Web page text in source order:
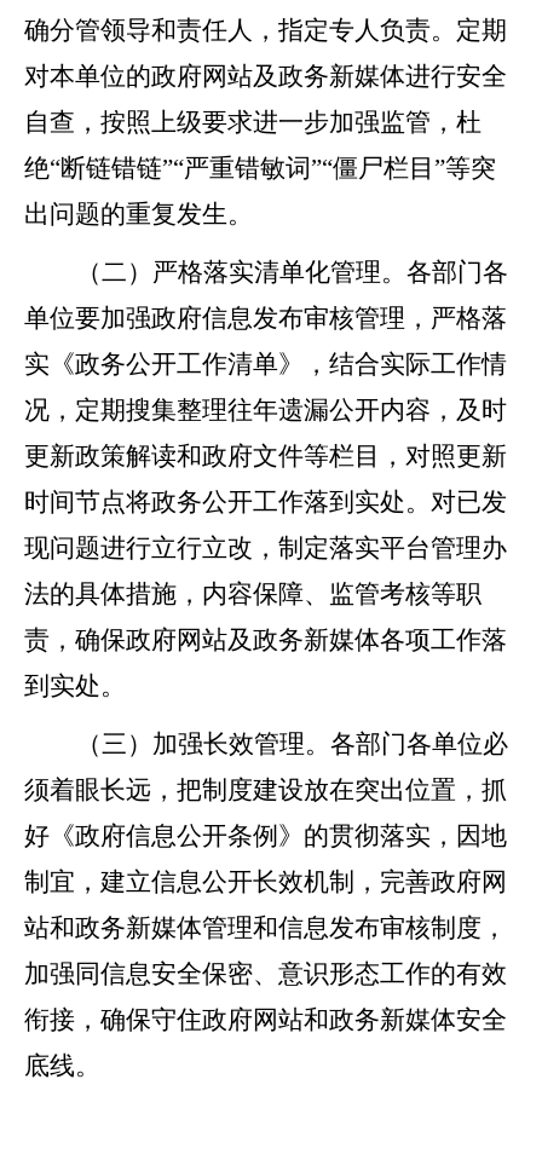
确分管领导和责任人，指定专人负责。定期
对本单位的政府网站及政务新媒体进行安全
自查，按照上级要求进一步加强监管，杜
绝“断链错链”“严重错敏词”“僵尸栏目”等突
出问题的重复发生。
（二）严格落实清单化管理。 各部门各
单位要加强政府信息发布审核管理，严格落
实《政务公开工作清单》，结合实际工作情
况，定期搜集整理往年遗漏公开内容，及时
更新政策解读和政府文件等栏目，对照更新
时间节点将政务公开工作落到实处。对已发
现问题进行立行立改，制定落实平台管理办
法的具体措施，内容保障、监管考核等职
责，确保政府网站及政务新媒体各项工作落
到实处。
（三）加强长效管理。 各部门各单位必
须着眼长远，把制度建设放在突出位置，抓
好《政府信息公开条例》的贯彻落实，因地
制宜，建立信息公开长效机制，完善政府网
站和政务新媒体管理和信息发布审核制度，
加强同信息安全保密、意识形态工作的有效
衔接，确保守住政府网站和政务新媒体安全
底线。